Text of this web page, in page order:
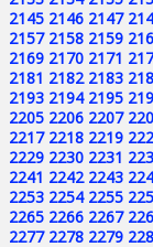
2145 2146 2147
2157 2158 2159
2169 2170 2171
2181 2182 2183
2193 2194 2195
2205 2206 2207
2217 2218 2219
2229 2230 2231
2241 2242 2243
2253 2254 2255
2265 2266 2267
2277 2278 2279